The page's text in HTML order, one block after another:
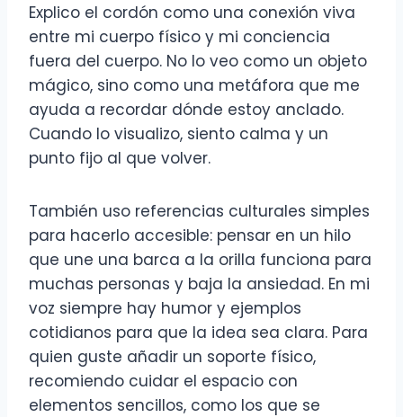
Explico el cordón como una conexión viva
entre mi cuerpo físico y mi conciencia
fuera del cuerpo. No lo veo como un objeto
mágico, sino como una metáfora que me
ayuda a recordar dónde estoy anclado.
Cuando lo visualizo, siento calma y un
punto fijo al que volver.
También uso referencias culturales simples
para hacerlo accesible: pensar en un hilo
que une una barca a la orilla funciona para
muchas personas y baja la ansiedad. En mi
voz siempre hay humor y ejemplos
cotidianos para que la idea sea clara. Para
quien guste añadir un soporte físico,
recomiendo cuidar el espacio con
elementos sencillos, como los que se